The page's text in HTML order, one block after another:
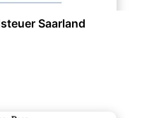
Saarland